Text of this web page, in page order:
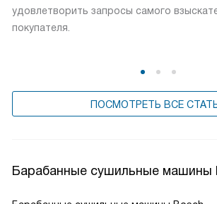
удовлетворить запросы самого
покупателя.
ПОСМОТРЕТЬ ВСЕ
Барабанные сушильные машины